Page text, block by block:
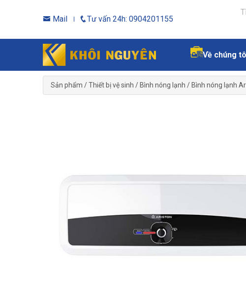
Mail Tư vấn 24h: 0904201155
Về chúng
Sản phẩm /Thiết bị vệ sinh / Bình nóng lạnh / Bình nóng lạnh